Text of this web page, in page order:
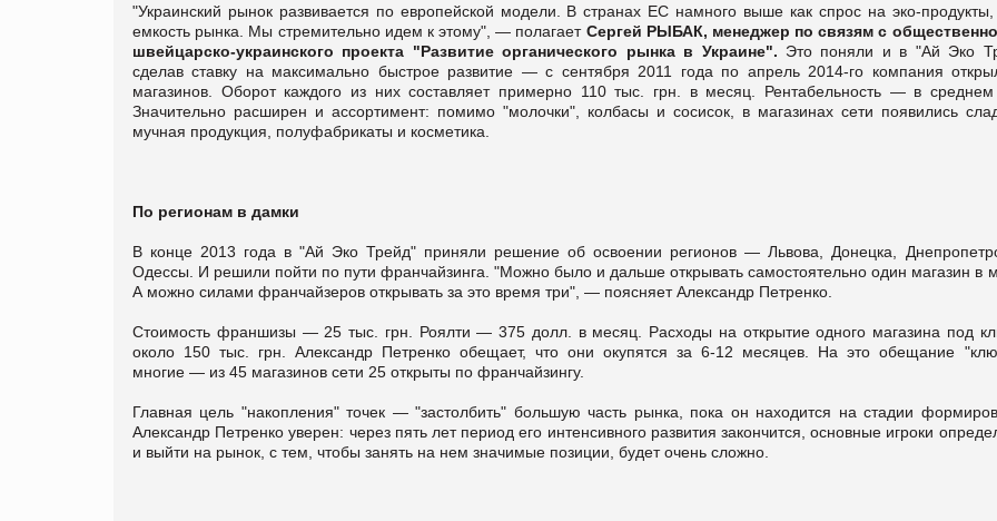
"Украинский рынок развивается по европейской модели. В странах ЕС намного выше как спрос на эко-продукты,
емкость рынка. Мы стремительно идем к этому", — полагает Сергей РЫБАК, менеджер по связям с
швейцарско-украинского проекта "Развитие органического рынка в Украине". Это поняли и в "Ай Эко
сделав ставку на максимально быстрое развитие — с сентября 2011 года по апрель 2014-го компания
магазинов. Оборот каждого из них составляет примерно 110 тыс. грн. в месяц. Рентабельность — в среднем
Значительно расширен и ассортимент: помимо "молочки", колбасы и сосисок, в магазинах сети появились
мучная продукция, полуфабрикаты и косметика.
По регионам в дамки
В конце 2013 года в "Ай Эко Трейд" приняли решение об освоении регионов — Львова, Донецка,
Одессы. И решили пойти по пути франчайзинга. "Можно было и дальше открывать самостоятельно один магазин в
А можно силами франчайзеров открывать за это время три", — поясняет Александр Петренко.
Стоимость франшизы — 25 тыс. грн. Роялти — 375 долл. в месяц. Расходы на открытие одного магазина под
около 150 тыс. грн. Александр Петренко обещает, что они окупятся за 6-12 месяцев. На это обещание
многие — из 45 магазинов сети 25 открыты по франчайзингу.
Главная цель "накопления" точек — "застолбить" большую часть рынка, пока он находится на стадии
Александр Петренко уверен: через пять лет период его интенсивного развития закончится, основные игроки
и выйти на рынок, с тем, чтобы занять на нем значимые позиции, будет очень сложно.